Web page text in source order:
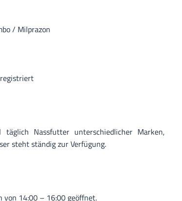
/ Milprazon
registriert
Nassfutter unterschiedlicher Marken,
steht ständig zur Verfügung.
von 14:00 – 16:00 geöffnet.